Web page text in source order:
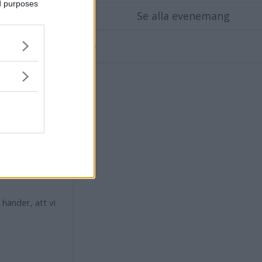
purposes
ser inte att
det
inte så
att vi
Se alla evenemang
Annons: